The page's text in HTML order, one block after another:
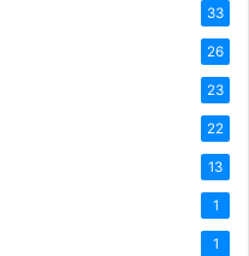
33
26
23
22
13
1
1